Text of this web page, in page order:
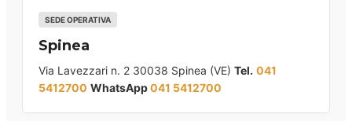
SEDE OPERATIVA
Spinea
Via Lavezzari n. 2 30038 Spinea (VE) Tel. 041
5412700 WhatsApp041 5412700